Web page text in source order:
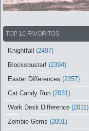
TOP 10 FAVORITOS
Knightfall
(2497)
Blocksbuster! (2394)
Easter Differences (2257)
Cat Candy Run (2031)
Work Desk Difference (2011)
Zombie Gems (2001)